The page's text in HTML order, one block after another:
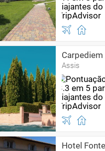
Assis
Hotel